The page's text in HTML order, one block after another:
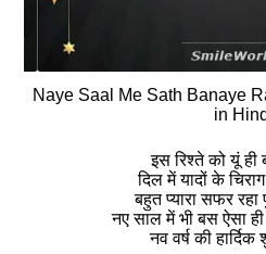
Naye Saal Me Sath Banaye
in
इस रिश्ते को यूं ही
दिल में यादों के
बहुत प्यारा सफर रहा
नए साल में भी बस ऐसा
नव वर्ष की